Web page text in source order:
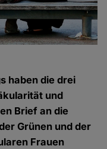
haben die drei
und
Brief an die
Grünen und der
Frauen